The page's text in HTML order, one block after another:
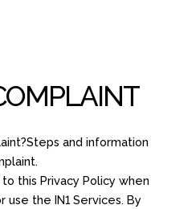
and information
this Privacy Policy when
use the IN1 Services. By